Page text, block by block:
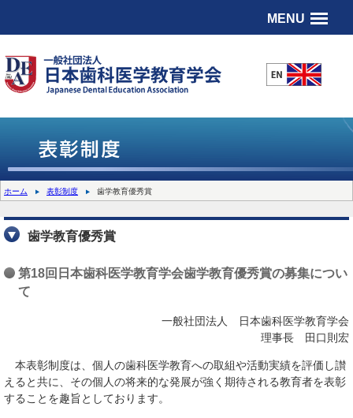
MENU
ホーム 表彰制度 歯学教育優秀賞
歯学教育優秀賞
第18回日本歯科医学教育学会歯学教育優秀賞の募集につい
て
一般社団法人 日本歯科医学教育学会
理事長 田口則宏
本表彰制度は、個人の歯科医学教育への取組や活動実績を評価し讃
えると共に、その個人の将来的な発展が強く期待される教育者を表彰
することを趣旨としております。